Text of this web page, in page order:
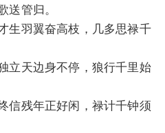
管归。
生羽翼奋高枝，几多思禄千
立天边身不停，狼行千里始
信残年正好闲，禄计千钟须